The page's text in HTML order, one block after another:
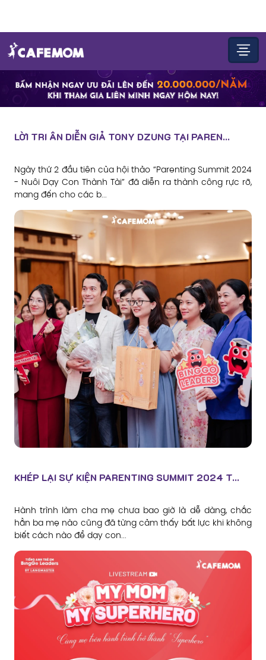
LỜI TRI ÂN DIỄN GIẢ TONY DZUNG TẠI PAREN...
Ngày thứ 2 đầu tiên của hội thảo “Parenting Summit 2024
- Nuôi Dạy Con Thành Tài” đã diễn ra thành công rực rỡ,
mang đến cho các b...
KHÉP LẠI SỰ KIỆN PARENTING SUMMIT 2024 T...
Hành trình làm cha mẹ chưa bao giờ là dễ dàng, chắc
hẳn ba mẹ nào cũng đã từng cảm thấy bất lực khi không
biết cách nào để dạy con...